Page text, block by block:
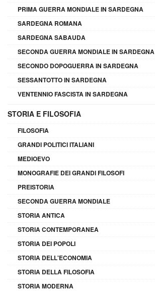
PRIMA GUERRA MONDIALE IN SARDEGNA
SARDEGNA ROMANA
SARDEGNA SABAUDA
SECONDA GUERRA MONDIALE IN SARDEGNA
SECONDO DOPOGUERRA IN SARDEGNA
SESSANTOTTO IN SARDEGNA
VENTENNIO FASCISTA IN SARDEGNA
STORIA E FILOSOFIA
FILOSOFIA
GRANDI POLITICI ITALIANI
MEDIOEVO
MONOGRAFIE DEI GRANDI FILOSOFI
PREISTORIA
SECONDA GUERRA MONDIALE
STORIA ANTICA
STORIA CONTEMPORANEA
STORIA DEI POPOLI
STORIA DELL'ECONOMIA
STORIA DELLA FILOSOFIA
STORIA MODERNA